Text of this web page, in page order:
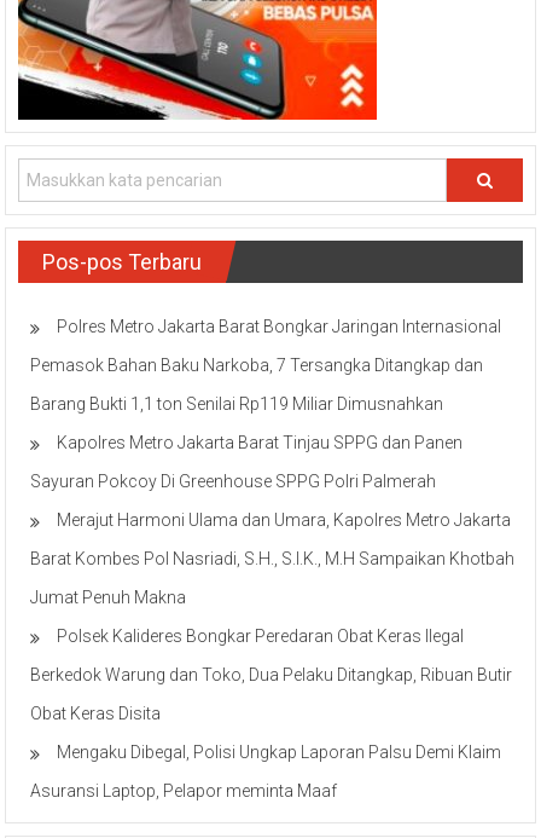
Pos-pos Terbaru
Polres Metro Jakarta Barat Bongkar Jaringan Internasional
Pemasok Bahan Baku Narkoba, 7 Tersangka Ditangkap dan
Barang Bukti 1,1 ton Senilai Rp119 Miliar Dimusnahkan
Kapolres Metro Jakarta Barat Tinjau SPPG dan Panen
Sayuran Pokcoy Di Greenhouse SPPG Polri Palmerah
Merajut Harmoni Ulama dan Umara, Kapolres Metro Jakarta
Barat Kombes Pol Nasriadi, S.H., S.I.K., M.H Sampaikan Khotbah
Jumat Penuh Makna
Polsek Kalideres Bongkar Peredaran Obat Keras Ilegal
Berkedok Warung dan Toko, Dua Pelaku Ditangkap, Ribuan Butir
Obat Keras Disita
Mengaku Dibegal, Polisi Ungkap Laporan Palsu Demi Klaim
Asuransi Laptop, Pelapor meminta Maaf